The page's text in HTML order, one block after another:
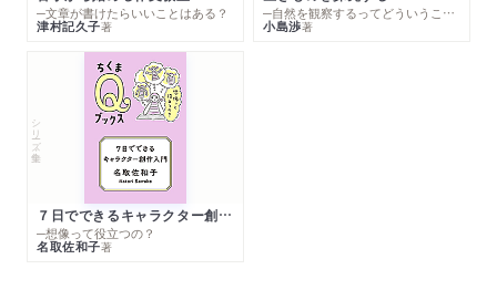
─文章が書けたらいいことはある？
津村記久子著
─自然を観察するってどういうこと？
小島渉著
シリーズ・全集
７日でできるキャラクター創作入門
─想像って役立つの？
名取佐和子著